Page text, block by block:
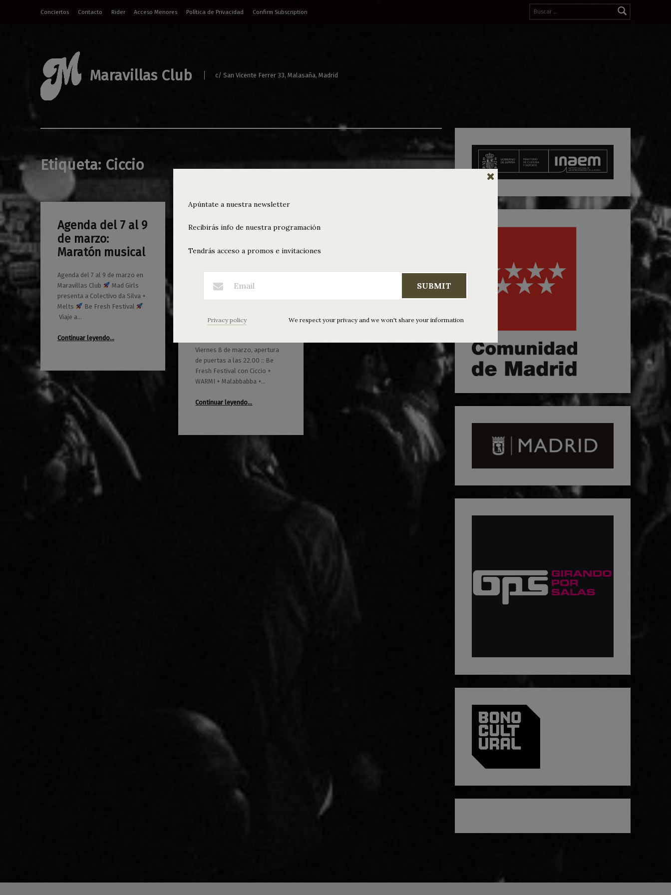
Buscar:
Conciertos
Contacto Rider Acceso Menores Política de Privacidad Confirm Subscription
Maravillas Club c/ San Vicente Ferrer 33, Malasaña, Madrid
Etiqueta: Ciccio
Agenda del 7 al 9
de marzo:
Maratón musical
Agenda del 7 al 9 de marzo en
Maravillas Club
Mad Girls
presenta a Colectivo da Silva +
Melts
Be Fresh Festival
Viaje a…
Continuar leyendo“Agenda del 7 al 9 de marzo: Maratón musical”
…
05/03/2019
0
Maravillas
Be Fresh Festival:
Malabbabba
Viernes 8 de marzo, apertura
de puertas a las 22.00 :: Be
Fresh Festival con Ciccio +
WARMI + Malabbabba +…
Continuar leyendo“Be Fresh Festival: Ciccio + WARMI + Malabbabba”
…
Apúntate a nuestra newsletter
Recibirás info de nuestra programación
Tendrás acceso a promos e invitaciones
SUBMIT
Privacy policy We respect your privacy and we won't share your information